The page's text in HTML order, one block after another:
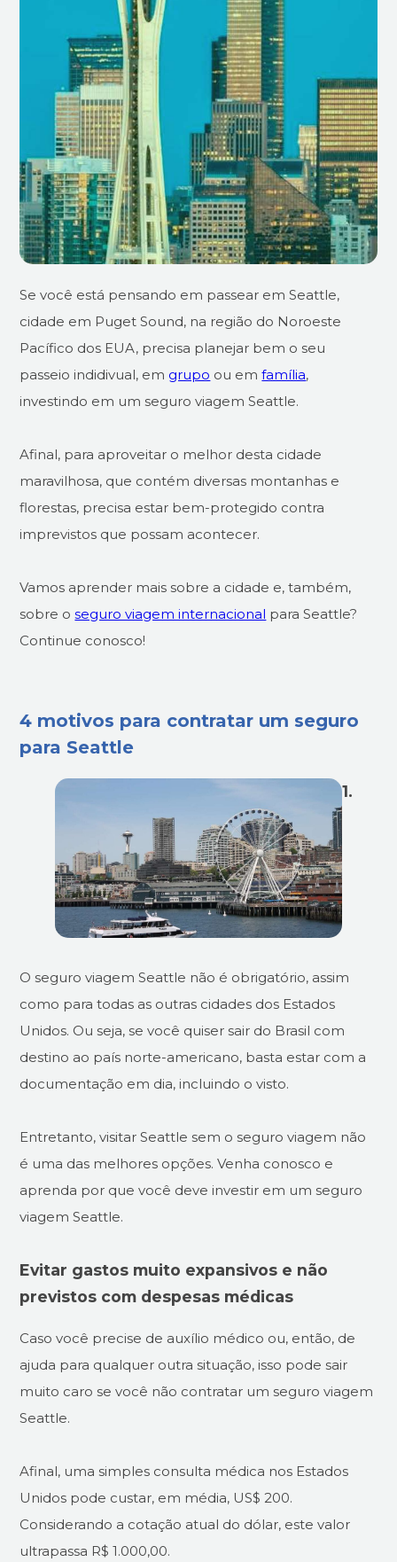
Se você está pensando em passear em Seattle,
cidade em Puget Sound, na região do Noroeste
Pacífico dos EUA, precisa planejar bem o seu
passeio indidivual, em grupo ou emfamília,
investindo em um seguro viagem Seattle.
Afinal, para aproveitar o melhor desta cidade
maravilhosa, que contém diversas montanhas e
florestas, precisa estar bem-protegido contra
imprevistos que possam acontecer.
Vamos aprender mais sobre a cidade e, também,
sobre oseguro viagem internacional para Seattle?
Continue conosco!
4 motivos para contratar um seguro
para Seattle
O seguro viagem Seattle não é obrigatório, assim
como para todas as outras cidades dos Estados
Unidos. Ou seja, se você quiser sair do Brasil com
destino ao país norte-americano, basta estar com a
documentação em dia, incluindo o visto.
Entretanto, visitar Seattle sem o seguro viagem não
é uma das melhores opções. Venha conosco e
aprenda por que você deve investir em um seguro
viagem Seattle.
1.
Evitar gastos muito expansivos e não
previstos com despesas médicas
Caso você precise de auxílio médico ou, então, de
ajuda para qualquer outra situação, isso pode sair
muito caro se você não contratar um seguro viagem
Seattle.
Afinal, uma simples consulta médica nos Estados
Unidos pode custar, em média, US$ 200.
Considerando a cotação atual do dólar, este valor
ultrapassa R$ 1.000,00.